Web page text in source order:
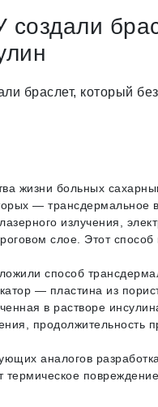
жизни больных
— трансдермальное
излучения,
слое. Этот
способ
— пластина из
в растворе
продолжительность
аналогов
термическое